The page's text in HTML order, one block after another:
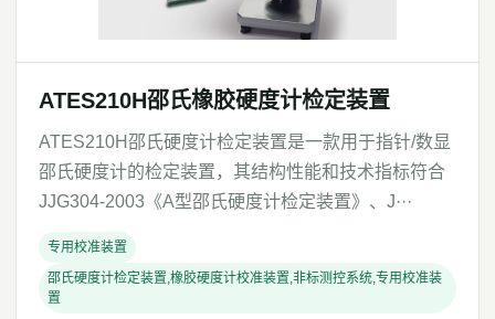
ATES210H邵氏橡胶硬度计检定装置
ATES210H邵氏硬度计检定装置是一款用于指针/数显
邵氏硬度计的检定装置，其结构性能和技术指标符合
JJG304-2003《A型邵氏硬度计检定装置》、J···
专用校准装置
邵氏硬度计检定装置,橡胶硬度计校准装置,非标测控系统,专用校准装
置